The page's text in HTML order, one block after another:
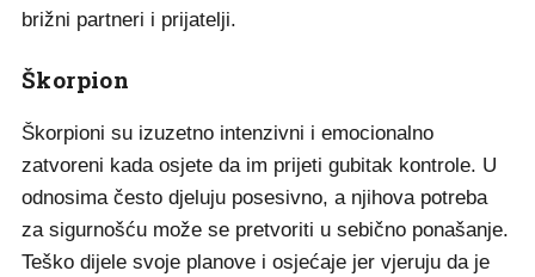
brižni partneri i prijatelji.
Škorpion
Škorpioni su izuzetno intenzivni i emocionalno
zatvoreni kada osjete da im prijeti gubitak kontrole. U
odnosima često djeluju posesivno, a njihova potreba
za sigurnošću može se pretvoriti u sebično ponašanje.
Teško dijele svoje planove i osjećaje jer vjeruju da je